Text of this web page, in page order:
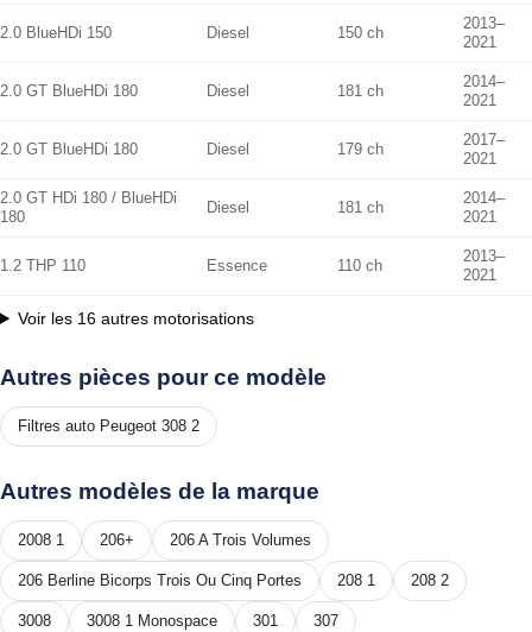
2.0 BlueHDi 150 Diesel 150 ch
2013–
2021
2.0 GT BlueHDi 180 Diesel 181 ch
2014–
2021
2.0 GT BlueHDi 180 Diesel 179 ch
2017–
2021
2.0 GT HDi 180 / BlueHDi
180
Diesel 181 ch
2014–
2021
1.2 THP 110 Essence 110 ch
2013–
2021
Voir les 16 autres motorisations
Autres pièces pour ce modèle
Filtres auto Peugeot 308 2
Autres modèles de la marque
2008 1 206+ 206 A Trois Volumes
206 Berline Bicorps Trois Ou Cinq Portes 208 1 208 2
3008 3008 1 Monospace 301 307